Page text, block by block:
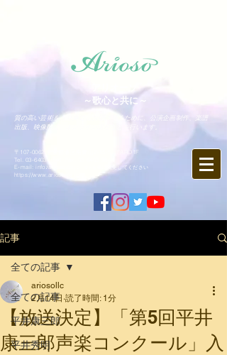
～歌心と共に～
質の高い芸術をより身近にお届けするために、公演企画制作、楽譜
出版、映像配信、オンライン講座などを行います。
〒107-0062 東京都港区南青山2-15-5 FARO1F
Tel. 03-6403-9846
​E-mail: info♪arioso.co.jp
※♪を@に変更してください
https://www.arioso.co.jp
記事
全ての記事
平井康三郎
平井秀明
全ての記事
【放送決定】「第5回平井
康三郎声楽コンクール」入
ariosollc
2月14日 読了時間: 1分